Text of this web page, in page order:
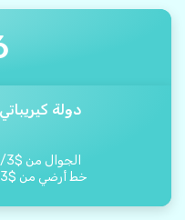
دولة
الجوال من $
3
/
خط أرضي من $
3